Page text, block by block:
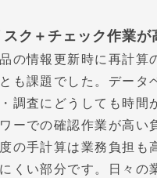
ク＋チェック作業が
の情報更新時に再計算
も課題でした。データ
調査にどうしても時間
ーでの確認作業が高い
の手計算は業務負担も
くい部分です。日々の